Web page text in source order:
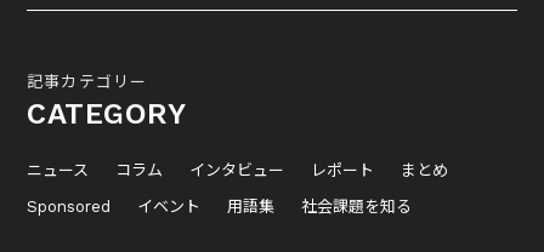
記事カテゴリー
CATEGORY
ニュース コラム インタビュー レポート
まとめ
Sponsored
イベント 用語集 社会課題を知る